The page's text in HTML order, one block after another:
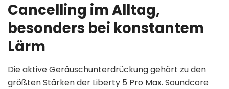
Cancelling im Alltag,
besonders bei konstantem
Lärm
Die aktive Geräuschunterdrückung gehört zu den
größten Stärken der Liberty 5 Pro Max. Soundcore